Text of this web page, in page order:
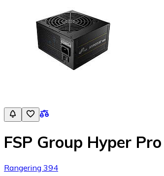
FSP Group Hyper
Rangering 394